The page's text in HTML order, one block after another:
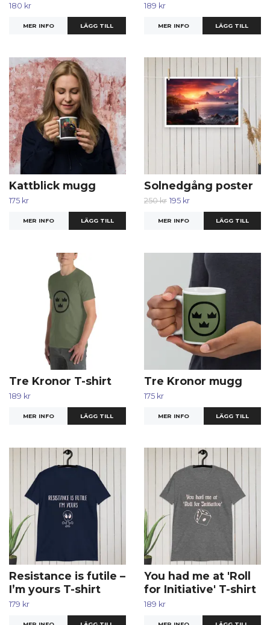
180 kr
MER INFO LÄGG TILL
189 kr
MER INFO LÄGG TILL
Kattblick mugg
175 kr
MER INFO
Solnedgång poster
250 kr 195 kr
MER INFO
Tre Kronor T-shirt
189 kr
MER INFO LÄGG TILL
Tre Kronor mugg
175 kr
MER INFO
Resistance is futile –
I’m yours T-shirt
179 kr
You had me at 'Roll
for Initiative' T-shirt
189 kr